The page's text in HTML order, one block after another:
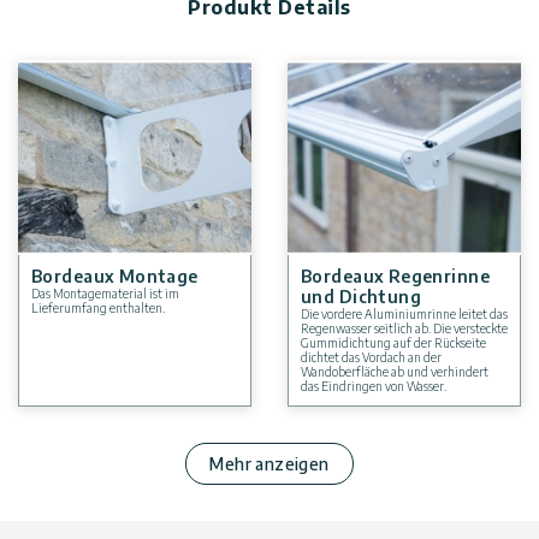
Produkt Details
Bordeaux Montage
Das Montagematerial ist im
Lieferumfang enthalten.
Bordeaux Regenrinne
und Dichtung
Die vordere Aluminiumrinne leitet das
Regenwasser seitlich ab. Die versteckte
Gummidichtung auf der Rückseite
dichtet das Vordach an der
Wandoberfläche ab und verhindert
das Eindringen von Wasser.
Mehr anzeigen